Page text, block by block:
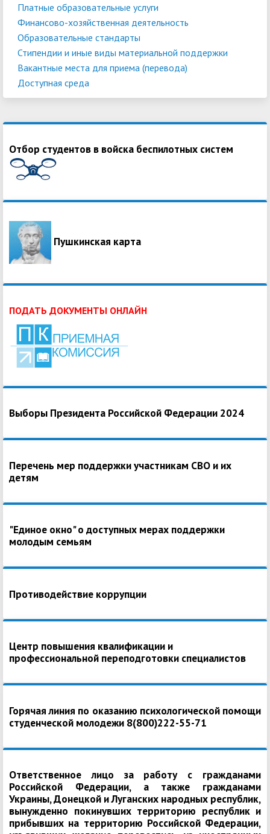
Платные образовательные услуги
Финансово-хозяйственная деятельность
Образовательные стандарты
Стипендии и иные виды материальной поддержки
Вакантные места для приема (перевода)
Доступная среда
Отбор студентов в войска беспилотных систем
Пушкинская карта
ПОДАТЬ ДОКУМЕНТЫ ОНЛАЙН
Выборы Президента Российской Федерации 2024
Перечень мер поддержки участникам СВО и их
детям
"Единое окно" о доступных мерах поддержки
молодым семьям
Противодействие коррупции
Центр повышения квалификации и
профессиональной переподготовки специалистов
Горячая линия по оказанию психологической помощи
студенческой молодежи 8(800)222-55-71
Ответственное лицо за работу с гражданами
Российской Федерации, а также гражданами
Украины, Донецкой и Луганских народных республик,
вынужденно покинувших территорию республик и
прибывших на территорию Российской Федерации,